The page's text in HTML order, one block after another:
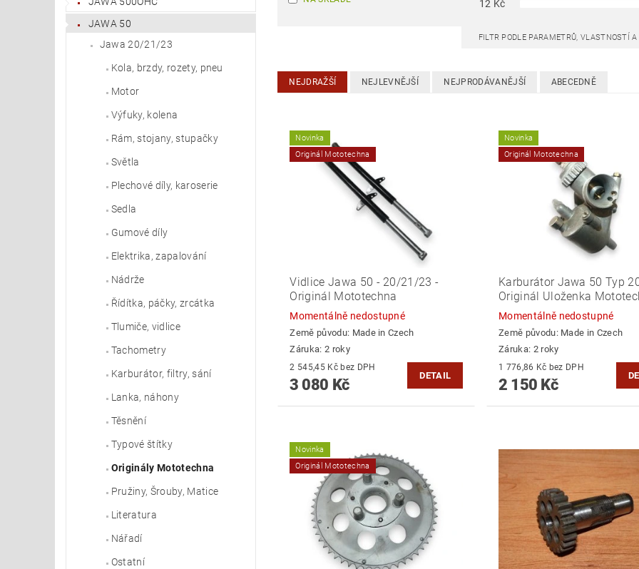
JAWA 50
Jawa 20/21/23
Kola, brzdy, rozety, pneu
Motor
Výfuky, kolena
Rám, stojany, stupačky
Světla
Plechové díly, karoserie
Sedla
Gumové díly
Elektrika, zapalování
Nádrže
Řídítka, páčky, zrcátka
Tlumiče, vidlice
Tachometry
Karburátor, filtry, sání
Lanka, náhony
Těsnění
Typové štítky
Originály Mototechna
Pružiny, Šrouby, Matice
Literatura
Nářadí
Ostatní
12 Kč
FILTR PODLE PARAMETRŮ, VLASTNOSTÍ
NEJDRAŽŠÍ NEJLEVNĚJŠÍ NEJPRODÁVANĚJŠÍ ABECEDNĚ
Novinka
Originál Mototechna
Vidlice Jawa 50 - 20/21/23 -
Originál Mototechna
Momentálně nedostupné
Země původu: Made in Czech
Záruka: 2 roky
2 545,45 Kč bez DPH
3 080 Kč
DETAIL
Novinka
Originál Mototechna
Karburátor Jawa 50 Typ
Originál Uloženka
Momentálně nedostupné
Země původu: Made in Czech
Záruka: 2 roky
1 776,86 Kč bez DPH
2 150 Kč
Novinka
Originál Mototechna